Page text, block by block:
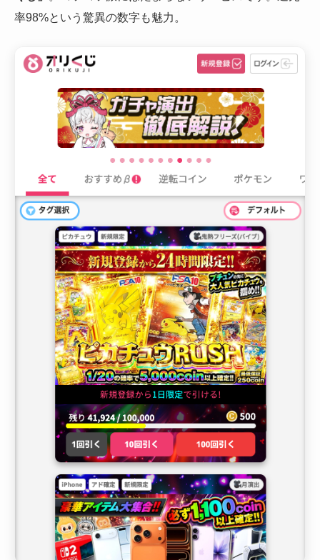
率98%という驚異の数字も魅力。